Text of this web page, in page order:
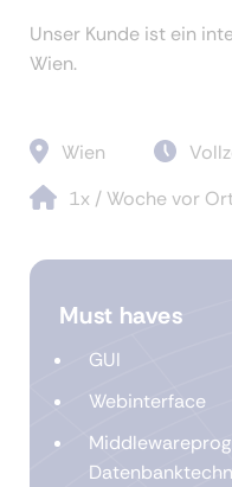
Unser Kunde ist ein
Wien.
Wien
1x / Woche vor
Must haves
GUI
Webinterface